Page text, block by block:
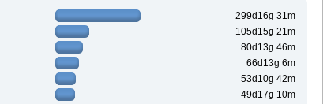
299d16g 31m
105d15g 21m
80d13g 46m
66d13g 6m
53d10g 42m
49d17g 10m